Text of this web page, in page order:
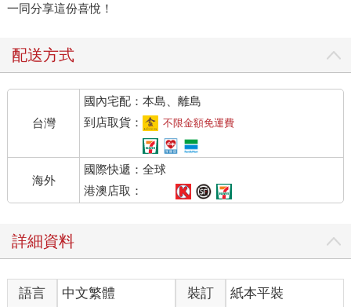
一同分享這份喜悅！
配送方式
台灣
國內宅配：本島、離島
到店取貨：
不限金額免運費
海外
國際快遞：全球
港澳店取：
詳細資料
語言 中文繁體 裝訂
紙本平裝